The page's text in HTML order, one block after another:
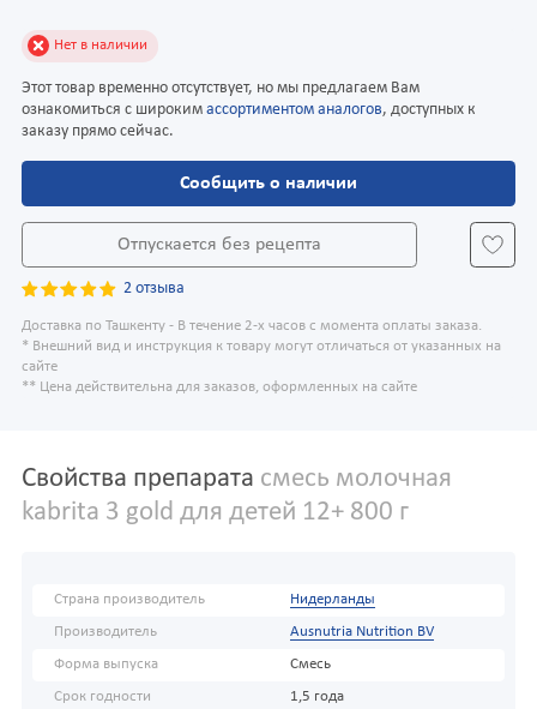
Нет в наличии
Этот товар временно отсутствует, но мы предлагаем Вам
ознакомиться с широким ассортиментом аналогов, доступных к
заказу прямо сейчас.
Сообщить о наличии
Отпускается без рецепта
2 отзыва
Доставка по Ташкенту - В течение 2-х часов с момента оплаты заказа.
* Внешний вид и инструкция к товару могут отличаться от указанных на
сайте
** Цена действительна для заказов, оформленных на сайте
Свойства препарата смесь молочная
kabrita 3 gold для детей 12+ 800 г
Страна производитель Нидерланды
Производитель Ausnutria Nutrition BV
Форма выпуска Смесь
Срок годности 1,5 года